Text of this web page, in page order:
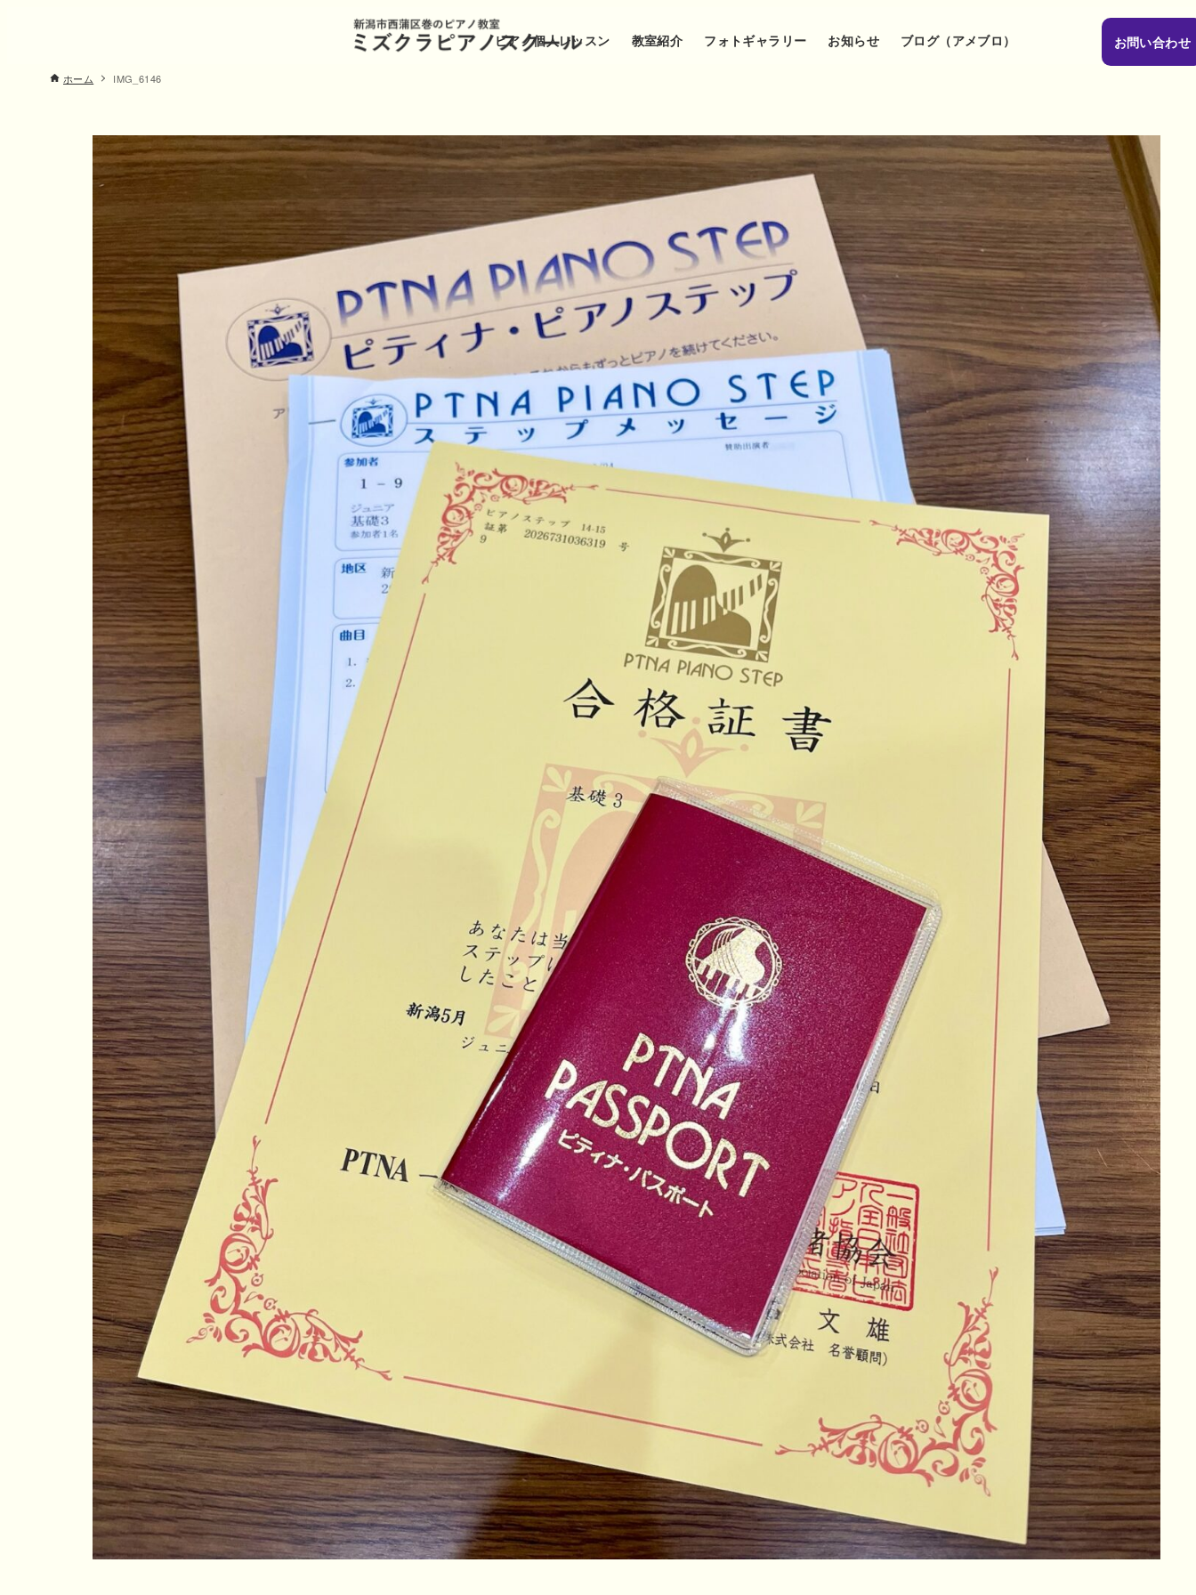
ピアノ個人レッスン 教室紹介 フォトギャラリー お知らせ ブログ（アメブロ） お問い合わせ
ホーム IMG_6146